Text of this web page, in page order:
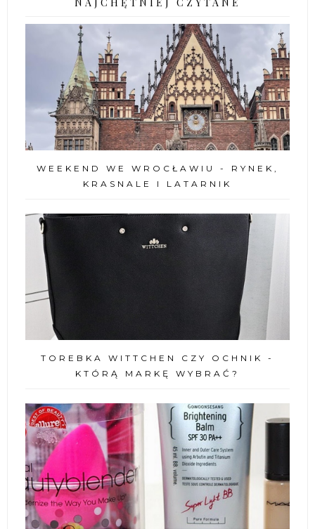
WEEKEND WE WROCŁAWIU - RYNEK,
KRASNALE I LATARNIK
TOREBKA WITTCHEN CZY OCHNIK -
KTÓRĄ MARKĘ WYBRAĆ?